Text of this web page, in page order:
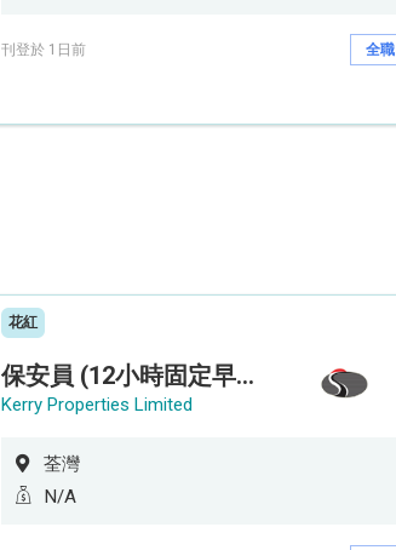
刊登於 1日前 全職
花紅
保安員 (12小時固定早更/夜更) (荃灣深井住宅|設穿梭巴士)
Kerry Properties Limited
荃灣
N/A